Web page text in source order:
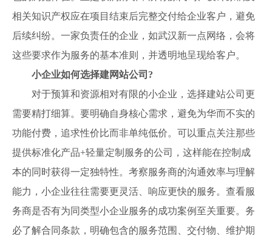
相关知识产权应在项目结束后完整交付给企业客户，避免
后续纠纷。一家负责任的企业，如武汉新一点网络，会将
这些要求作为服务的基本准则，并透明地呈现给客户。
小企业如何选择建网站公司?
对于预算和资源相对有限的小企业，选择建站公司更
需要精打细算。要明确自身核心需求，避免为华而不实的
功能付费，追求性价比而非单纯低价。可以重点关注那些
提供标准化产品+轻量定制服务的公司，这样能在控制成
本的同时获得一定独特性。考察服务商的沟通效率与理解
能力，小企业往往需要更灵活、响应更快的服务。查看服
务商是否有为同类型小企业服务的成功案例至关重要。务
必了解合同条款，明确包含的服务范围、交付物、维护期